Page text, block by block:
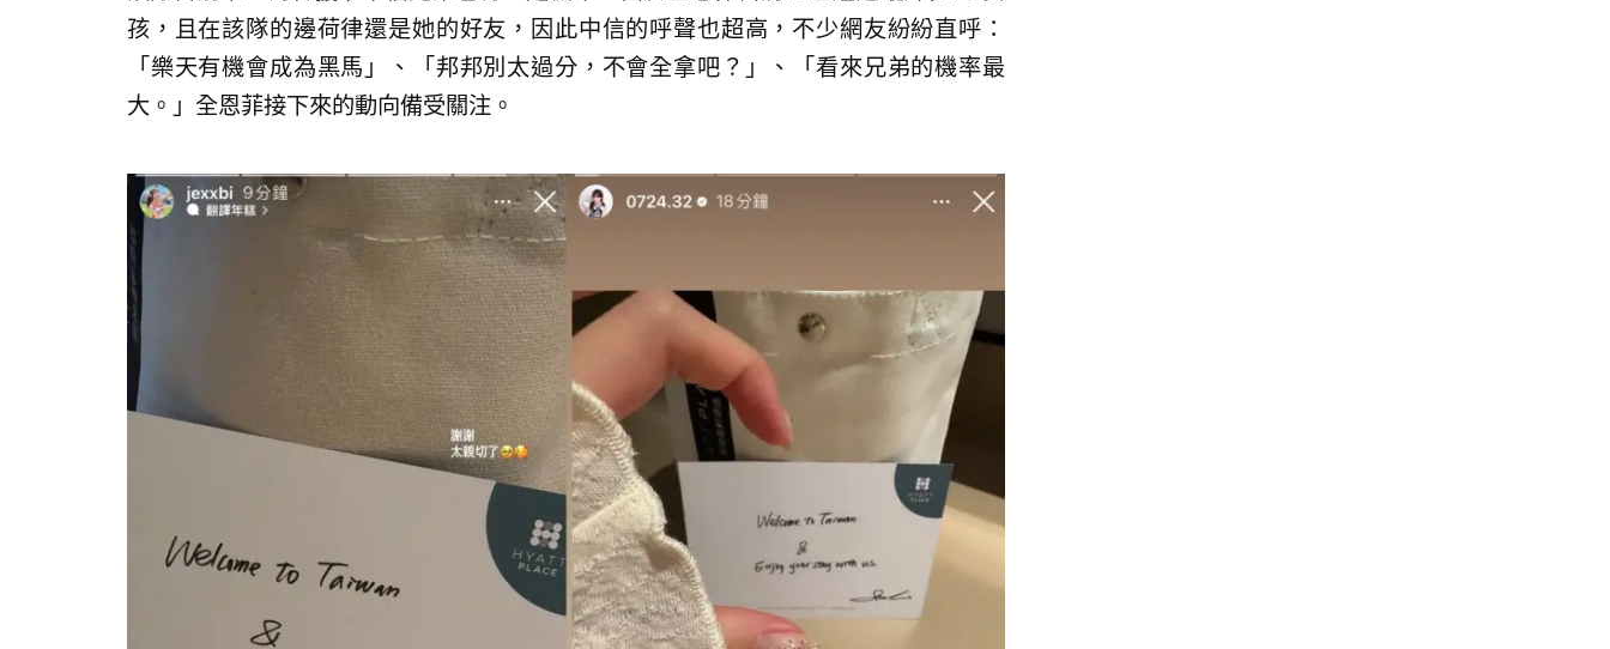
孩，且在該隊的邊荷律還是她的好友，因此中信的呼聲也超高，不少網友紛紛直呼：
「樂天有機會成為黑馬」、「邦邦別太過分，不會全拿吧？」、「看來兄弟的機率最
大。」全恩菲接下來的動向備受關注。